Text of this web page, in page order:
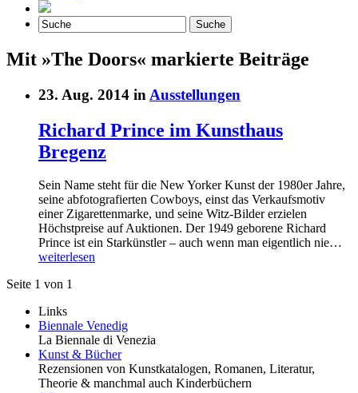
Mit »The Doors« markierte Beiträge
23. Aug. 2014 in Ausstellungen
Richard Prince im Kunsthaus
Bregenz
Sein Name steht für die New Yorker Kunst der 1980er Jahre,
seine abfotografierten Cowboys, einst das Verkaufsmotiv
einer Zigarettenmarke, und seine Witz-Bilder erzielen
Höchstpreise auf Auktionen. Der 1949 geborene Richard
Prince ist ein Starkünstler – auch wenn man eigentlich nie…
weiterlesen
Seite 1 von 1
Links
Biennale Venedig
La Biennale di Venezia
Kunst & Bücher
Rezensionen von Kunstkatalogen, Romanen, Literatur,
Theorie & manchmal auch Kinderbüchern